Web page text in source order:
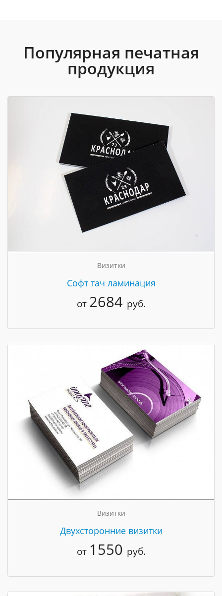
Популярная печатная
продукция
Визитки
Cофт тач ламинация
от 2684 руб.
Визитки
Двухсторонние визитки
от 1550 руб.